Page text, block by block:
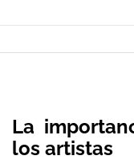
Navigation
La
los artistas